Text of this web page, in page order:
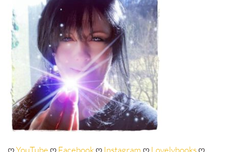
ღYouTubeღFacebookღ InstagramღLovelybooksღ